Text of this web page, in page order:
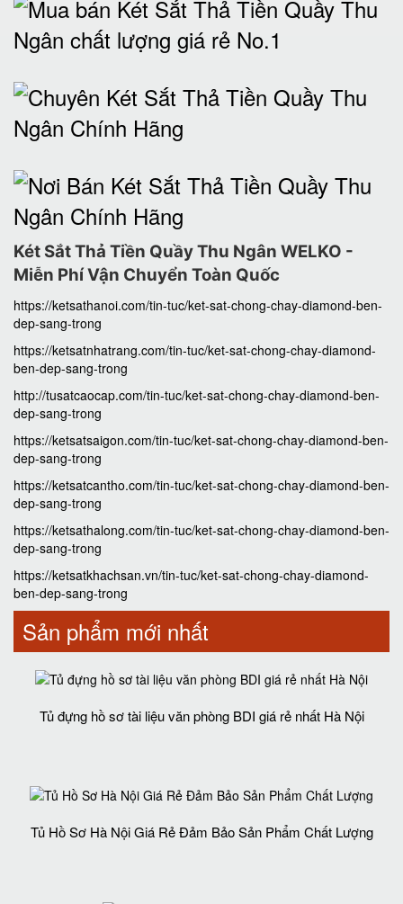
Két Sắt Thả Tiền Quầy Thu Ngân WELKO -
Miễn Phí Vận Chuyển Toàn Quốc
https://ketsathanoi.com/tin-tuc/ket-sat-chong-chay-diamond-ben-
dep-sang-trong
https://ketsatnhatrang.com/tin-tuc/ket-sat-chong-chay-diamond-
ben-dep-sang-trong
http://tusatcaocap.com/tin-tuc/ket-sat-chong-chay-diamond-ben-
dep-sang-trong
https://ketsatsaigon.com/tin-tuc/ket-sat-chong-chay-diamond-ben-
dep-sang-trong
https://ketsatcantho.com/tin-tuc/ket-sat-chong-chay-diamond-ben-
dep-sang-trong
https://ketsathalong.com/tin-tuc/ket-sat-chong-chay-diamond-ben-
dep-sang-trong
https://ketsatkhachsan.vn/tin-tuc/ket-sat-chong-chay-diamond-
ben-dep-sang-trong
Sản phẩm mới nhất
Tủ đựng hồ sơ tài liệu văn phòng BDI giá rẻ nhất Hà Nội
Tủ Hồ Sơ Hà Nội Giá Rẻ Đảm Bảo Sản Phẩm Chất Lượng‎